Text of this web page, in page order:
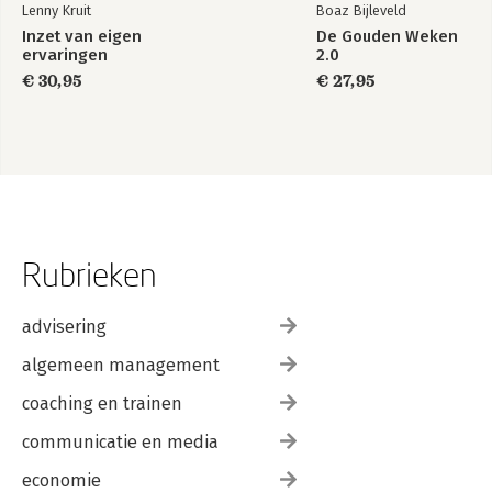
Lenny Kruit
Inzet van eigen
ervaringen
€ 30,95
Boaz Bijleveld
De Gouden Weken
2.0
€ 27,95
Rubrieken
advisering
algemeen management
coaching en trainen
communicatie en media
economie